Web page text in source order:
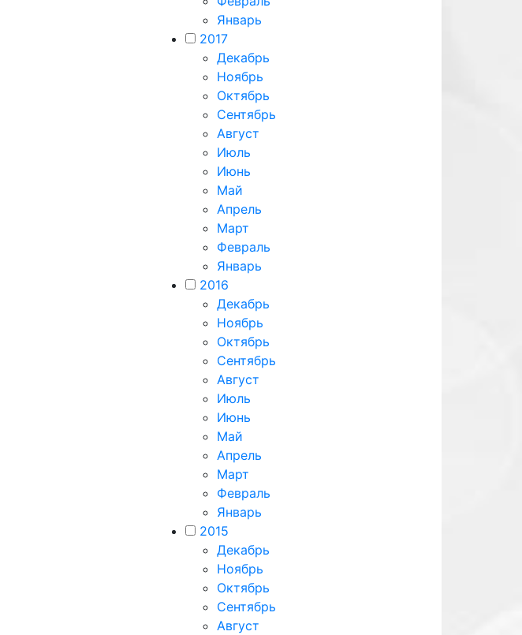
Январь
2017
Декабрь
Ноябрь
Октябрь
Сентябрь
Август
Июль
Июнь
Май
Апрель
Март
Февраль
Январь
2016
Декабрь
Ноябрь
Октябрь
Сентябрь
Август
Июль
Июнь
Май
Апрель
Март
Февраль
Январь
2015
Декабрь
Ноябрь
Октябрь
Сентябрь
Август